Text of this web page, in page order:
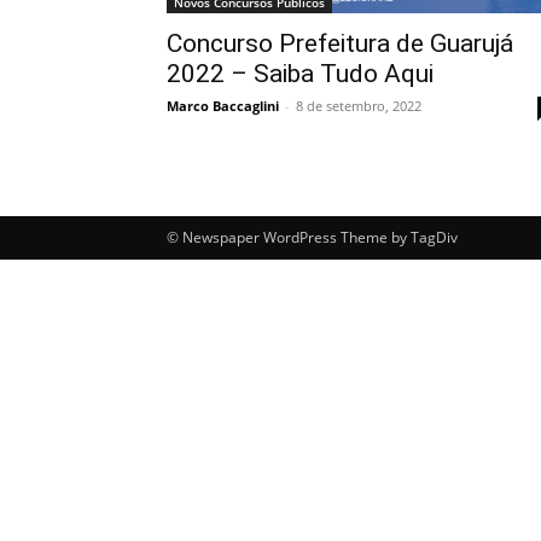
Concurso Prefeitura de Guarujá
2022 – Saiba Tudo Aqui
Marco Baccaglini - 8 de setembro, 2022
© Newspaper WordPress Theme by TagDiv